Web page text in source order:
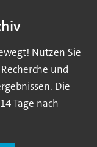
Nutzen Sie
und
Die
Tage nach